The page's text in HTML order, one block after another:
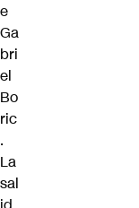
e
Ga
bri
el
Bo
ric
.
La
sal